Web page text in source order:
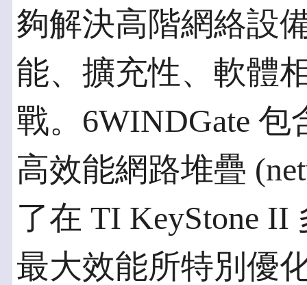
夠解決高階網絡設
能、擴充性、軟體
戰。6WINDGate
高效能網路堆疊
了在 TI KeyStone
最大效能所特別優